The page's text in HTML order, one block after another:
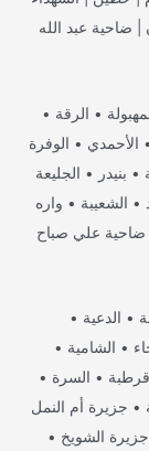
| ضاحية عبد الله
• الرقة •
الأحمدي • الوفرة
• بنيدر • الجليعة
• الشعيبة • واره
ضاحية علي صباح
• الدعية •
• الشامية •
قرطبة • السرة •
• جزيرة أم النمل
جزيرة الشويخ •